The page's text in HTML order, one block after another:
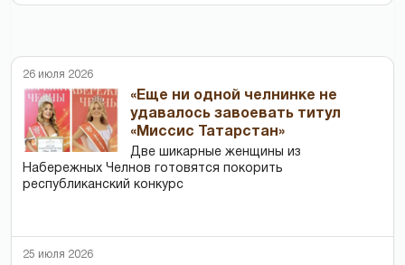
26 июля 2026
«Еще ни одной челнинке не
удавалось завоевать титул
«Миссис Татарстан»
Две шикарные женщины из
Набережных Челнов готовятся покорить
республиканский конкурс
25 июля 2026